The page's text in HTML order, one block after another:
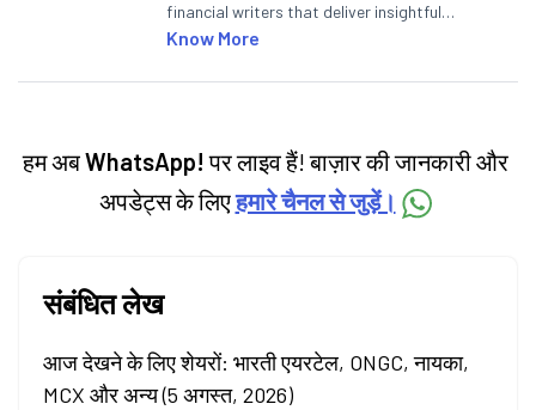
financial writers that deliver insightful
articles on the stock market, IPO, economy,
categories.
Know More
हम अबWhatsApp! पर लाइव हैं! बाज़ार की जानकारी और
अपडेट्स के लिएहमारे चैनल से जुड़ें।
संबंधित लेख
आज देखने के लिए शेयरों: भारती एयरटेल, ONGC, नायका,
MCX और अन्य (5 अगस्त, 2026)